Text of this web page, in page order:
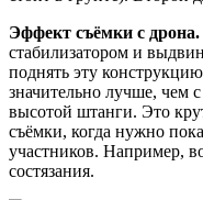
Эффект съёмки с дрона.
стабилизатором и
поднять эту
значительно лучше, чем
высотой штанги. Это
съёмки, когда нужно
участников. Например,
состязания.